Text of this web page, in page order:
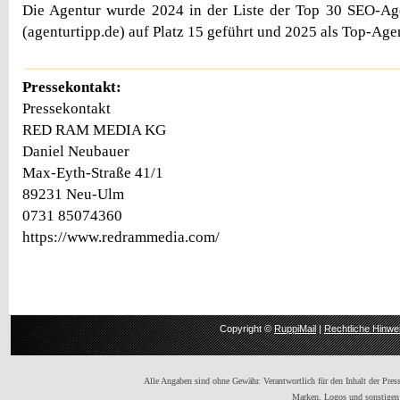
Die Agentur wurde 2024 in der Liste der Top 30 SEO-
(agenturtipp.de) auf Platz 15 geführt und 2025 als Top-
Pressekontakt:
Pressekontakt
RED RAM MEDIA KG
Daniel Neubauer
Max-Eyth-Straße 41/1
89231 Neu-Ulm
0731 85074360
https://www.redrammedia.com/
Copyright ©RuppiMail|Rechtliche
Alle Angaben sind ohne Gewähr. Verantwortlich für den Inhalt der
Marken, Logos und